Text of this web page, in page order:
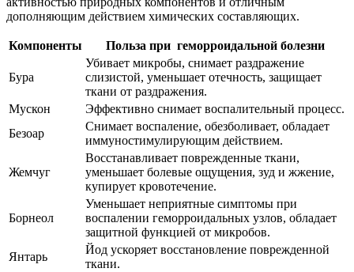
дополняющим действием химических составляющих.
Компоненты Польза при геморроидальной болезни
Бура
Убивает микробы, снимает раздражение
слизистой, уменьшает отечность, защищает
ткани от раздражения.
Мускон
Эффективно снимает воспалительный процесс.
Безоар
Снимает воспаление, обезболивает, обладает
иммуностимулирующим действием.
Жемчуг
Восстанавливает поврежденные ткани,
уменьшает болевые ощущения, зуд и жжение,
купирует кровотечение.
Борнеол
Уменьшает неприятные симптомы при
воспалении геморроидальных узлов, обладает
защитной функцией от микробов.
Янтарь
Йод ускоряет восстановление поврежденной
ткани.